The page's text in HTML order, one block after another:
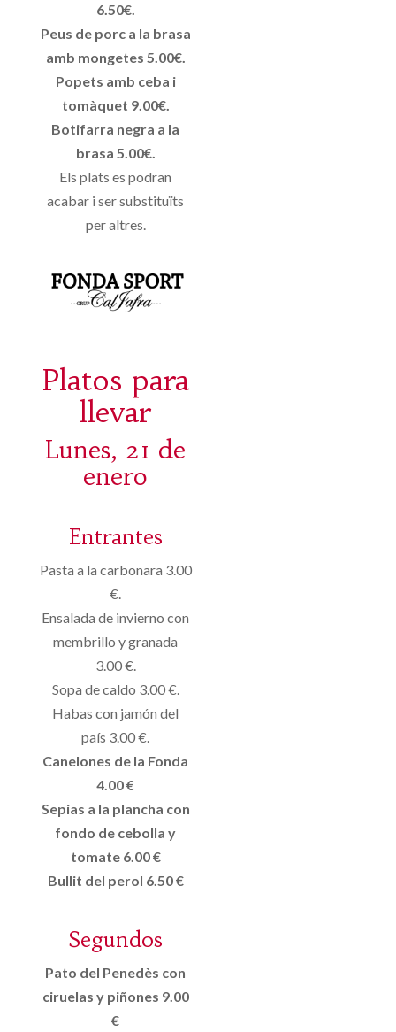
6.50€.
Peus de porc a la brasa
amb mongetes 5.00€.
Popets amb ceba i
tomàquet 9.00€.
Botifarra negra a la
brasa 5.00€.
Els plats es podran
acabar i ser substituïts
per altres.
Platos para
llevar
Lunes, 21 de
enero
Entrantes
Pasta a la carbonara 3.00
€.
Ensalada de invierno con
membrillo y granada
3.00 €.
Sopa de caldo 3.00 €.
Habas con jamón del
país 3.00 €.
Canelones de la Fonda
4.00 €
Sepias a la plancha con
fondo de cebolla y
tomate 6.00 €
Bullit del perol 6.50 €
Segundos
Pato del Penedès con
ciruelas y piñones 9.00
€